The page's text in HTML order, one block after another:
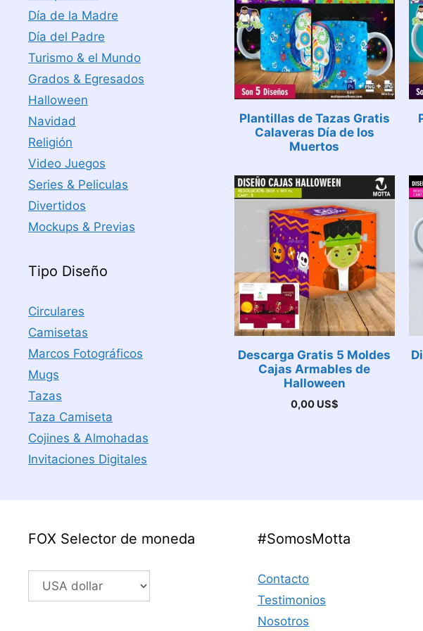
Plantillas de Tazas Gratis
Calaveras Día de los
Muertos
Descarga Gratis 5 Moldes
Cajas Armables de
Halloween
0,00 US$
Día de la Madre
Día del Padre
Turismo & el Mundo
Grados & Egresados
Halloween
Navidad
Religión
Video Juegos
Series & Peliculas
Divertidos
Mockups & Previas
Tipo Diseño
Circulares
Camisetas
Marcos Fotográficos
Mugs
Tazas
Taza Camiseta
Cojines & Almohadas
Invitaciones Digitales
FOX Selector de moneda #SomosMotta
Contacto
Testimonios
Nosotros